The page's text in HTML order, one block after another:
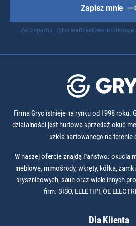
Zapisz mnie
Zero spamu. Tylko wartościowe informacje
Firma Gryc istnieje na rynku od 1998 roku.
działalności jest hurtowa sprzedaż okuć
szkła hartowanego na terenie
W naszej ofercie znajdą Państwo: okucia
meblowe, mimośrody, wkręty, kółka,
prysznicowych, saun oraz wiele innych
firm: SISO, ELLETIPI, OE
Dla Klienta